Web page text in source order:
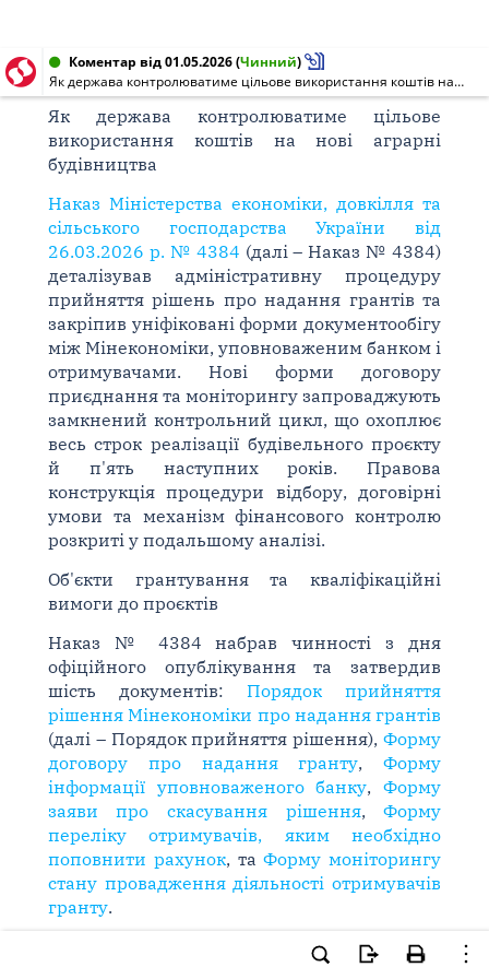
Коментар від 01.05.2026(Чинний)
Як держава контролюватиме цільове використання коштів на нові аграрні будівництва
Як держава контролюватиме цільове
використання коштів на нові аграрні
будівництва
Наказ Міністерства економіки, довкілля та
сільського господарства України від
26.03.2026 р. № 4384 (далі – Наказ № 4384)
деталізував адміністративну процедуру
прийняття рішень про надання грантів та
закріпив уніфіковані форми документообігу
між Мінекономіки, уповноваженим банком і
отримувачами. Нові форми договору
приєднання та моніторингу запроваджують
замкнений контрольний цикл, що охоплює
весь строк реалізації будівельного проєкту
й п'ять наступних років. Правова
конструкція процедури відбору, договірні
умови та механізм фінансового контролю
розкриті у подальшому аналізі.
Об'єкти грантування та кваліфікаційні
вимоги до проєктів
Наказ № 4384 набрав чинності з дня
офіційного опублікування та затвердив
шість документів:Порядок прийняття
рішення Мінекономіки про надання грантів
(далі – Порядок прийняття рішення),Форму
договору про надання гранту,Форму
інформації уповноваженого банку,Форму
заяви про скасування рішення,Форму
переліку отримувачів, яким необхідно
поповнити рахунок, таФорму моніторингу
стану провадження діяльності отримувачів
гранту.
Порядок прийняття рішенняпоширюється
виключно на проєкти нового будівництва –